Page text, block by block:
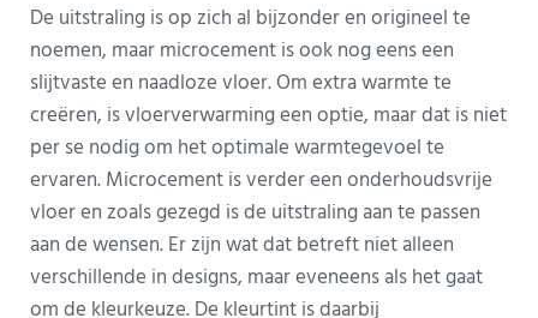
De uitstraling is op zich al bijzonder en origineel te
noemen, maar microcement is ook nog eens een
slijtvaste en naadloze vloer. Om extra warmte te
creëren, is vloerverwarming een optie, maar dat is niet
per se nodig om het optimale warmtegevoel te
ervaren. Microcement is verder een onderhoudsvrije
vloer en zoals gezegd is de uitstraling aan te passen
aan de wensen. Er zijn wat dat betreft niet alleen
verschillende in designs, maar eveneens als het gaat
om de kleurkeuze. De kleurtint is daarbij